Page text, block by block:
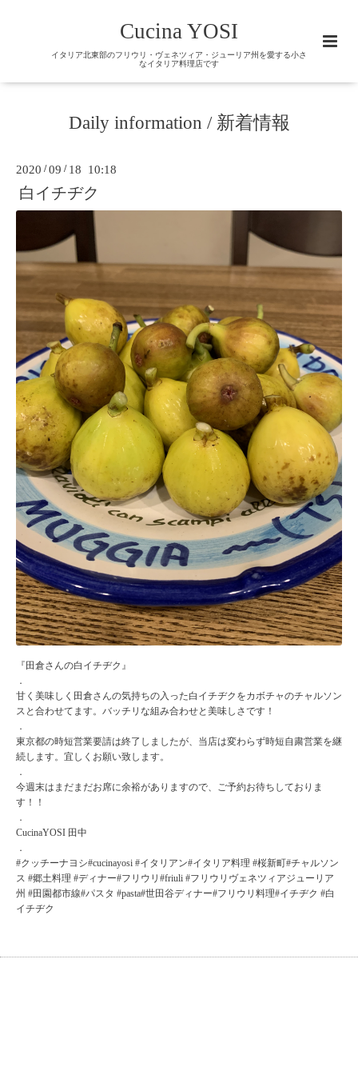
Cucina YOSI
イタリア北東部のフリウリ・ヴェネツィア・ジューリア州を愛する小さ
なイタリア料理店です
Daily information / 新着情報
2020 /09 / 18 10:18
白イチヂク
『田倉さんの白イチヂク』
．
甘く美味しく田倉さんの気持ちの入った白イチヂクをカボチャのチャルソン
スと合わせてます。バッチリな組み合わせと美味しさです！
．
東京都の時短営業要請は終了しましたが、当店は変わらず時短自粛営業を継
続します。宜しくお願い致します。
．
今週末はまだまだお席に余裕がありますので、ご予約お待ちしておりま
す！！
．
CucinaYOSI 田中
．
#クッチーナヨシ#cucinayosi #イタリアン#イタリア料理 #桜新町#チャルソン
ス #郷土料理 #ディナー#フリウリ#friuli #フリウリヴェネツィアジューリア
州 #田園都市線#パスタ #pasta#世田谷ディナー#フリウリ料理#イチヂク #白
イチヂク